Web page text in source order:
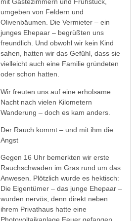
mit Gästezimmern und Frühstück,
umgeben von Feldern und
Olivenbäumen. Die Vermieter – ein
junges Ehepaar – begrüßten uns
freundlich. Und obwohl wir kein Kind
sahen, hatten wir das Gefühl, dass sie
vielleicht auch eine Familie gründeten
oder schon hatten.
Wir freuten uns auf eine erholsame
Nacht nach vielen Kilometern
Wanderung – doch es kam anders.
Der Rauch kommt – und mit ihm die
Angst
Gegen 16 Uhr bemerkten wir erste
Rauchschwaden im Gras rund um das
Anwesen. Plötzlich wurde es hektisch:
Die Eigentümer – das junge Ehepaar –
wurden nervös, denn direkt neben
ihrem Privathaus hatte eine